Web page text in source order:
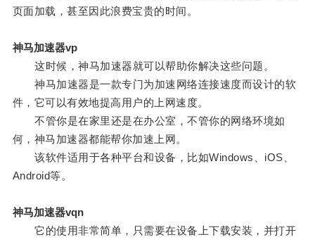
页面加载，甚至因此浪费宝贵的时间。
神马加速器vp
这时候，神马加速器就可以帮助你解决这些问题。
神马加速器是一款专门为加速网络连接速度而设计的软
件，它可以有效地提高用户的上网速度。
不管你是在家里还是在办公室，不管你的网络环境如
何，神马加速器都能帮你加速上网。
该软件适用于各种平台和设备，比如Windows、iOS、
Android等。
神马加速器vqn
它的使用非常简单，只需要在设备上下载安装，并打开